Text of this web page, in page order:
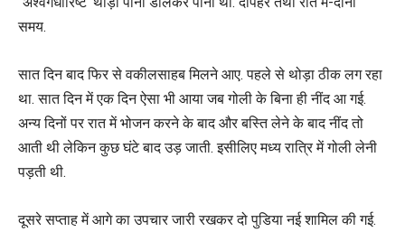
समय.
सात दिन बाद फिर से वकीलसाहब मिलने आए. पहले से थोड़ा ठीक लग रहा
था. सात दिन में एक दिन ऐसा भी आया जब गोली के बिना ही नींद आ गई.
अन्य दिनों पर रात में भोजन करने के बाद और बस्ति लेने के बाद नींद तो
आती थी लेकिन कुछ घंटे बाद उड़ जाती. इसीलिए मध्य रात्रि में गोली लेनी
पड़ती थी.
दूसरे सप्ताह में आगे का उपचार जारी रखकर दो पुडिया नई शामिल की गई.